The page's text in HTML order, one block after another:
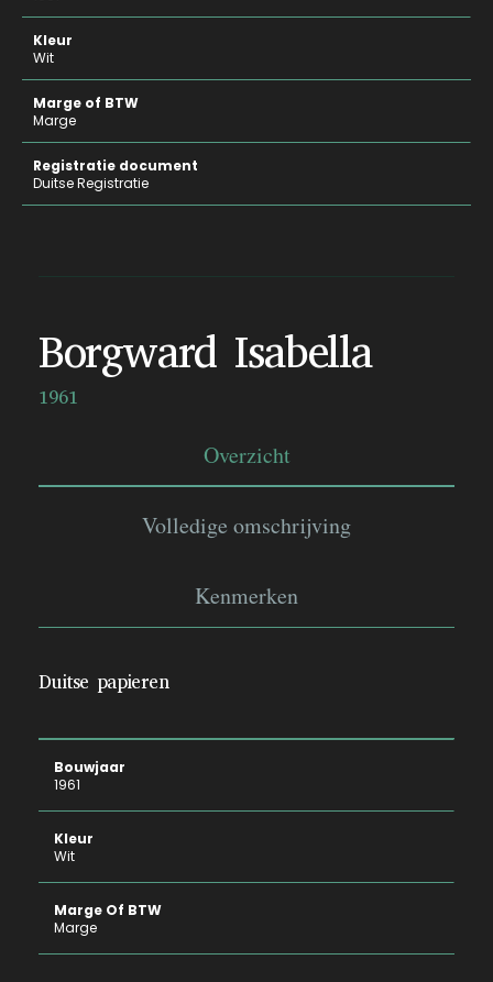
Kleur
Wit
Marge of BTW
Marge
Registratie document
Duitse Registratie
Borgward Isabella
1961
Overzicht
Volledige omschrijving
Kenmerken
Duitse papieren
Bouwjaar
1961
Kleur
Wit
Marge Of BTW
Marge